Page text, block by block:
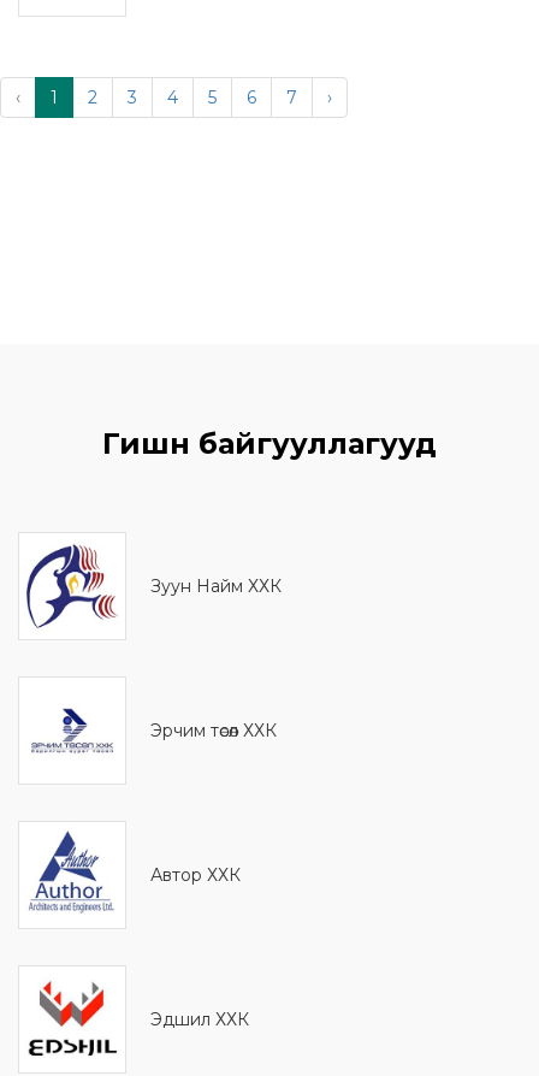
‹ 1 2 3 4 5 6 7 ›
Гишүүн байгууллагууд
Зуун Найм ХХК
Эрчим төсөл ХХК
Автор ХХК
Эдшил ХХК